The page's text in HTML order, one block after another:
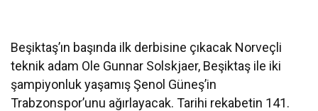
Beşiktaş’ın başında ilk derbisine çıkacak Norveçli
teknik adam Ole Gunnar Solskjaer, Beşiktaş ile iki
şampiyonluk yaşamış Şenol Güneş’in
Trabzonspor’unu ağırlayacak. Tarihi rekabetin 141.